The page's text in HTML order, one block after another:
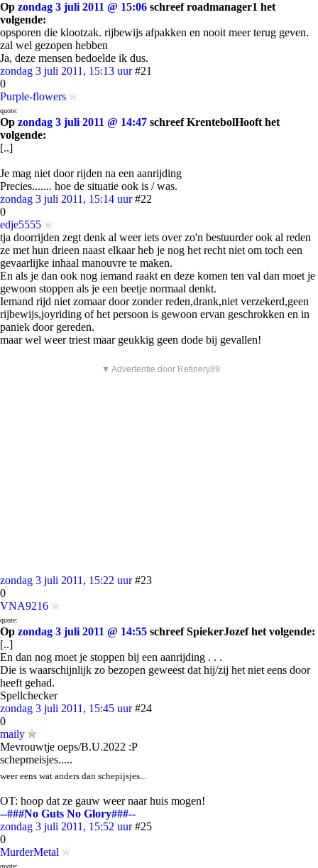
Op zondag 3 juli 2011 @ 15:06 schreef roadmanager1 het
volgende:
opsporen die klootzak. rijbewijs afpakken en nooit meer terug geven.
zal wel gezopen hebben
Ja, deze mensen bedoelde ik dus.
zondag 3 juli 2011, 15:13 uur #21
0
Purple-flowers
quote:
Op zondag 3 juli 2011 @ 14:47 schreef KrentebolHooft het
volgende:
[..]
Je mag niet door rijden na een aanrijding
Precies....... hoe de situatie ook is / was.
zondag 3 juli 2011, 15:14 uur #22
0
edje5555
tja doorrijden zegt denk al weer iets over zo'n bestuurder ook al reden
ze met hun drieen naast elkaar heb je nog het recht niet om toch een
gevaarlijke inhaal manouvre te maken.
En als je dan ook nog iemand raakt en deze komen ten val dan moet je
gewoon stoppen als je een beetje normaal denkt.
Iemand rijd niet zomaar door zonder reden,drank,niet verzekerd,geen
rijbewijs,joyriding of het persoon is gewoon ervan geschrokken en in
paniek door gereden.
maar wel weer triest maar geukkig geen dode bij gevallen!
▼ Advertentie door Refinery89
zondag 3 juli 2011, 15:22 uur #23
0
VNA9216
quote:
Op zondag 3 juli 2011 @ 14:55 schreef SpiekerJozef het volgende:
[..]
En dan nog moet je stoppen bij een aanrijding . . .
Die is waarschijnlijk zo bezopen geweest dat hij/zij het niet eens door
heeft gehad.
Spellchecker
zondag 3 juli 2011, 15:45 uur #24
0
maily
Mevrouwtje oeps/B.U.2022 :P
schepmeisjes.....
weer eens wat anders dan schepijsjes...
OT: hoop dat ze gauw weer naar huis mogen!
--###No Guts No Glory###--
zondag 3 juli 2011, 15:52 uur #25
0
MurderMetal
quote: